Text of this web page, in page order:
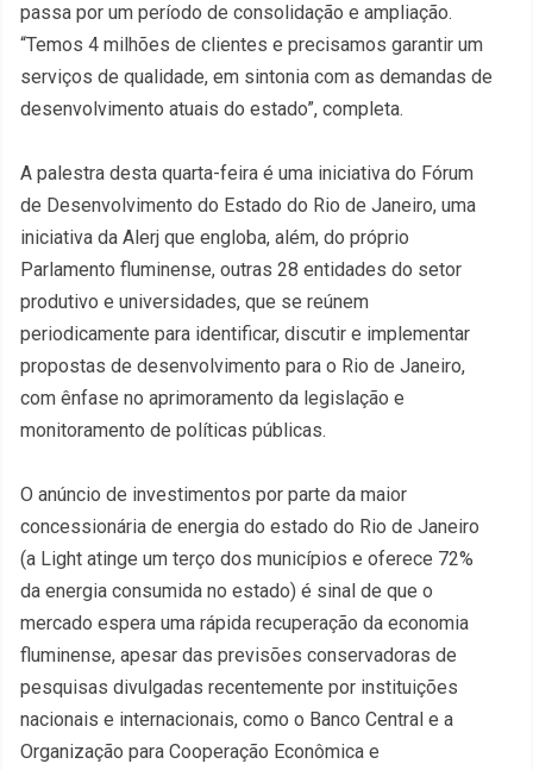
passa por um período de consolidação e ampliação.
“Temos 4 milhões de clientes e precisamos garantir um
serviços de qualidade, em sintonia com as demandas de
desenvolvimento atuais do estado”, completa.
A palestra desta quarta-feira é uma iniciativa do Fórum
de Desenvolvimento do Estado do Rio de Janeiro, uma
iniciativa da Alerj que engloba, além, do próprio
Parlamento fluminense, outras 28 entidades do setor
produtivo e universidades, que se reúnem
periodicamente para identificar, discutir e implementar
propostas de desenvolvimento para o Rio de Janeiro,
com ênfase no aprimoramento da legislação e
monitoramento de políticas públicas.
O anúncio de investimentos por parte da maior
concessionária de energia do estado do Rio de Janeiro
(a Light atinge um terço dos municípios e oferece 72%
da energia consumida no estado) é sinal de que o
mercado espera uma rápida recuperação da economia
fluminense, apesar das previsões conservadoras de
pesquisas divulgadas recentemente por instituições
nacionais e internacionais, como o Banco Central e a
Organização para Cooperação Econômica e